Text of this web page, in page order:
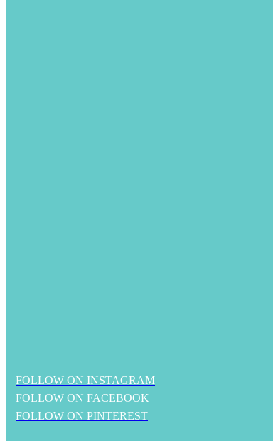
FOLLOW ON INSTAGRAM
FOLLOW ON FACEBOOK
FOLLOW ON PINTEREST